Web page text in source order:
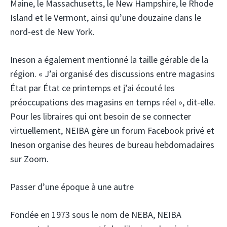
Maine, le Massachusetts, le New Hampshire, le Rhode
Island et le Vermont, ainsi qu’une douzaine dans le
nord-est de New York.
Ineson a également mentionné la taille gérable de la
région. « J’ai organisé des discussions entre magasins
État par État ce printemps et j’ai écouté les
préoccupations des magasins en temps réel », dit-elle.
Pour les libraires qui ont besoin de se connecter
virtuellement, NEIBA gère un forum Facebook privé et
Ineson organise des heures de bureau hebdomadaires
sur Zoom.
Passer d’une époque à une autre
Fondée en 1973 sous le nom de NEBA, NEIBA